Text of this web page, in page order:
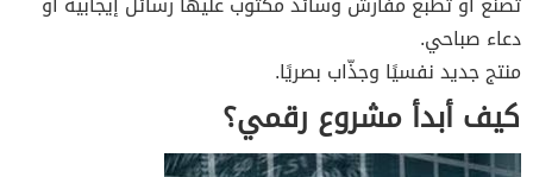
دعاء صباحي.
منتج جديد نفسيًا وجذّاب بصريًا.
كيف أبدأ مشروع رقمي؟